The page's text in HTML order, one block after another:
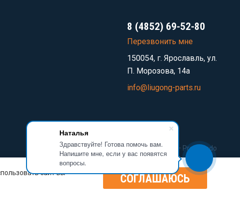
Наталья
Здравствуйте! Готова помочь вам.
Напишите мне, если у вас появятся
вопросы.
8 (4852) 69-52-80
Перезвонить мне
150054, г. Ярославль, ул.
П. Морозова, 14а
info@liugong-parts.ru
Разработка сайта — Prominado
сайт вы
СОГЛАШАЮСЬ